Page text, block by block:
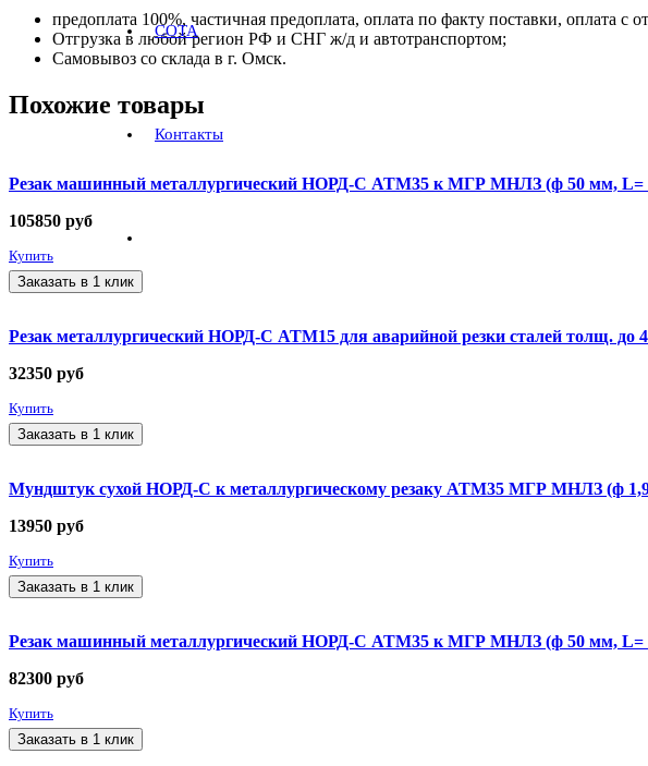
СОТА
Контакты
предоплата 100%, частичная предоплата, оплата по факту поставки, оплата с
Отгрузка в любой регион РФ и СНГ ж/д и автотранспортом;
Самовывоз со склада в г. Омск.
Похожие товары
Резак машинный металлургический НОРД-С АТМ35 к МГР МНЛЗ (ф 50 мм, L=
105850 руб
Купить
Заказать в 1 клик
Резак металлургический НОРД-С АТМ15 для аварийной резки сталей толщ. до
32350 руб
Купить
Заказать в 1 клик
Мундштук сухой НОРД-С к металлургическому резаку АТМ35 МГР МНЛЗ (ф 1,9,
13950 руб
Купить
Заказать в 1 клик
Резак машинный металлургический НОРД-С АТМ35 к МГР МНЛЗ (ф 50 мм, L=
82300 руб
Купить
Заказать в 1 клик